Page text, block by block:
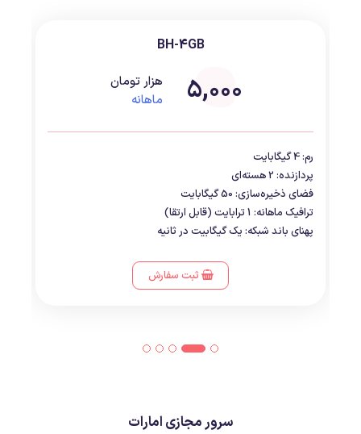
BH-4GB
5,000
هزار تومان
ماهانه
رم: 4 گیگابایت
پردازنده: 2 هسته‌ای
فضای ذخیره‌سازی: 50 گیگابایت
ترافیک ماهانه: 1 ترابایت (قابل ارتقا)
پهنای باند شبکه: یک گیگابیت در ثانیه
ثبت سفارش
سرور مجازی امارات